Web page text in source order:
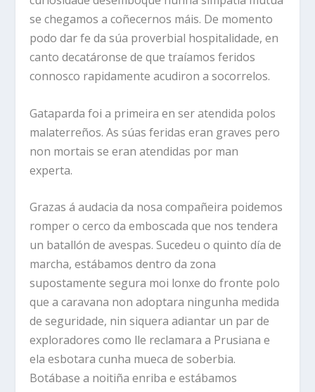
se chegamos a coñecernos máis. De momento
podo dar fe da súa proverbial hospitalidade, en
canto decatáronse de que traíamos feridos
connosco rapidamente acudiron a socorrelos.
Gataparda foi a primeira en ser atendida polos
malaterreños. As súas feridas eran graves pero
non mortais se eran atendidas por man
experta.
Grazas á audacia da nosa compañeira poidemos
romper o cerco da emboscada que nos tendera
un batallón de avespas. Sucedeu o quinto día de
marcha, estábamos dentro da zona
supostamente segura moi lonxe do fronte polo
que a caravana non adoptara ningunha medida
de seguridade, nin siquera adiantar un par de
exploradores como lle reclamara a Prusiana e
ela esbotara cunha mueca de soberbia.
Botábase a noitiña enriba e estábamos